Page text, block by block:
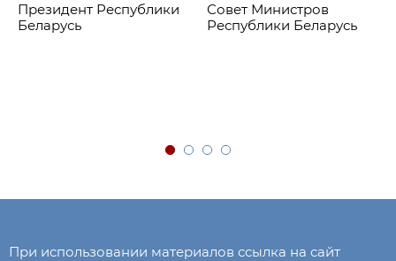
Президент Республики
Беларусь
Совет Министров
Республики Беларусь
При использовании материалов ссылка на сайт